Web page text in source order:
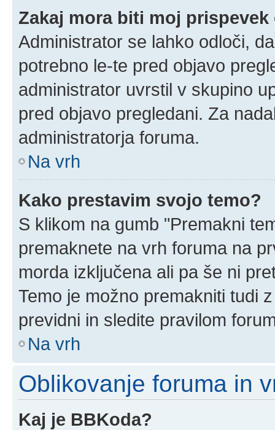
Zakaj mora biti moj
Administrator se lahko odloči,
potrebno le-te pred objavo
administrator uvrstil v skupino
pred objavo pregledani. Za
administratorja foruma.
Na vrh
Kako prestavim svojo temo?
S klikom na gumb "Premakni
premaknete na vrh foruma na
morda izključena ali pa še ni
Temo je možno premakniti tudi
previdni in sledite pravilom
Na vrh
Oblikovanje foruma in
Kaj je BBKoda?